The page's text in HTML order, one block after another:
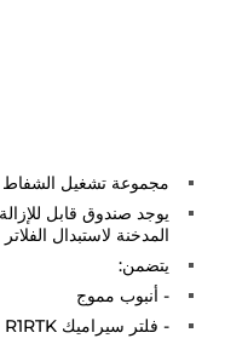
مجموعة تشغيل الشفاط
يوجد صندوق قابل
المدخنة لاستبدال
يتضمن:
- أنبوب مموج
- فلتر سيراميك R1RTK